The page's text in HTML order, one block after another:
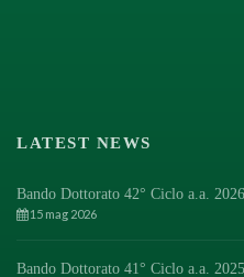
LATEST NEWS
Bando Dottorato 42° Ciclo a.a.
15 mag 2026
Bando Dottorato 41° Ciclo a.a.